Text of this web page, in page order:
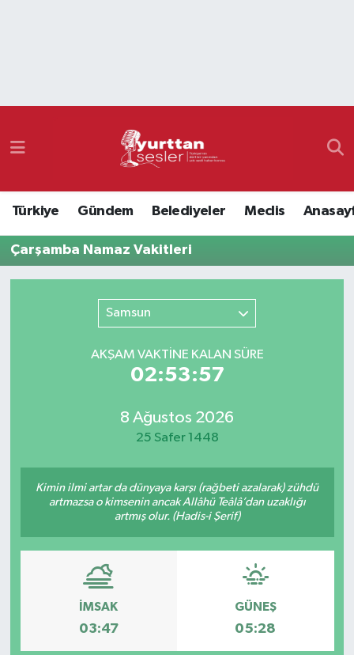
Türkiye Gündem Belediyeler Meclis
Çarşamba Namaz Vakitleri
Samsun
AKŞAM VAKTİNE KALAN SÜRE
02:53:57
8 Ağustos 2026
25 Safer 1448
Kimin ilmi artar da dünyaya karşı (rağbeti azalarak) zühdü
artmazsa o kimsenin ancak Allâhü Teâlâ’dan uzaklığı
artmış olur. (Hadis-i Şerif)
İMSAK
03:47
GÜNEŞ
05:28
Namaz Vakitleri
Süper Lig Puan Durumu ve Fikstür
Son Dakika Haberleri